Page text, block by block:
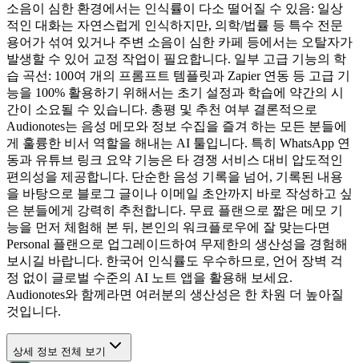
소음이 심한 환경에서는 인식률이 다소 떨어질 수 있음: 일상
적인 대화는 자연스럽게 인식하지만, 의학/법률 등 특수 전문
용어가 섞여 있거나 주변 소음이 심한 카페 등에서는 오탈자가
발생할 수 있어 교정 작업이 필요합니다. 일부 고급 기능의 학
습 곡선: 100여 개의 프롬프트 템플릿과 Zapier 연동 등 고급 기
능을 100% 활용하기 위해서는 초기 설정과 학습에 약간의 시
간이 소요될 수 있습니다. 총평 및 추천 여부 결론적으로
Audionotes는 음성 메모와 정보 수집을 즐겨 하는 모든 분들에
게 훌륭한 비서 역할을 해내는 AI 툴입니다. 특히 WhatsApp 연
동과 유튜브 링크 요약 기능은 타 경쟁 서비스 대비 압도적인
편의성을 제공합니다. 단순한 음성 기록을 넘어, 기록된 내용
을 바탕으로 블로그 글이나 이메일 초안까지 바로 작성하고 싶
은 분들에게 강력히 추천합니다. 무료 플랜으로 짧은 메모 기
능을 먼저 체험해 본 뒤, 본인의 워크플로우에 잘 맞는다면
Personal 플랜으로 업그레이드하여 무제한의 생산성을 경험해
보시길 바랍니다. 한국어 인식률도 우수하므로, 언어 장벽 걱
정 없이 글로벌 수준의 AI 노트 앱을 활용해 보세요.
Audionotes와 함께라면 여러분의 생산성은 한 차원 더 높아질
것입니다.
상세 정보 전체 보기